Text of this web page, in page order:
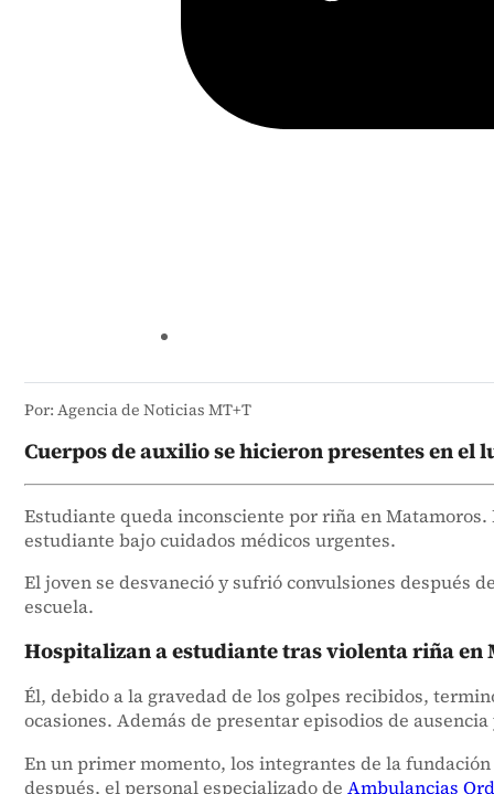
Por: Agencia de Noticias MT+T
Cuerpos de auxilio se hicieron presentes en el
Estudiante queda inconsciente por riña en
estudiante bajo cuidados médicos urgentes.
El joven se desvaneció y sufrió convulsiones después
escuela.
Hospitalizan a estudiante tras violenta riña en
Él, debido a la gravedad de los golpes recibidos,
ocasiones. Además de presentar episodios de
En un primer momento, los integrantes de la
después, el personal especializado de Ambulancias